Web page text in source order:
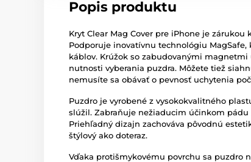
Popis produktu
Kryt Clear Mag Cover pre iPhone je
Podporuje inovatívnu technológiu
káblov. Krúžok so zabudovanými
nutnosti vyberania puzdra. Môžete tiež
nemusíte sa obávať o pevnosť uchytenia
Puzdro je vyrobené z vysokokvalitného
slúžil. Zabraňuje nežiaducim účinkom
Priehľadný dizajn zachováva pôvodnú
štýlový ako doteraz.
Vďaka protišmykovému povrchu sa puzdro